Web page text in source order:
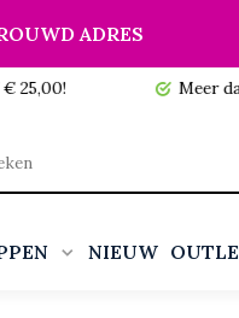
ADRES
Meer dan
NIEUW